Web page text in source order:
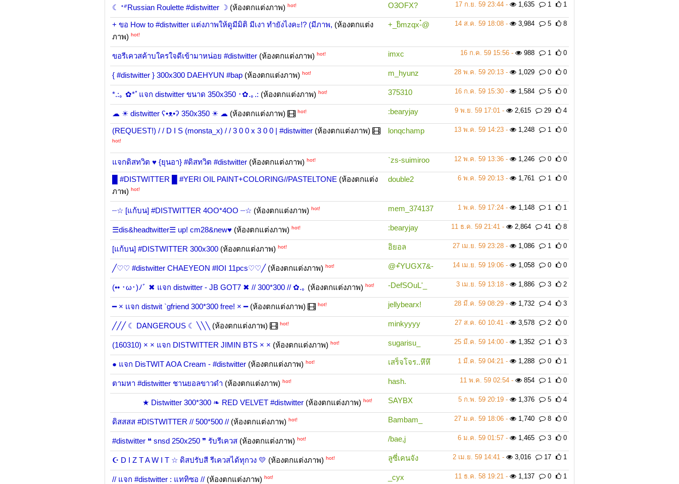
☾ ᐩᐥRussian Roulette #distwitter ☽ (ห้องตกแต่งภาพ) hot! O3OFX? 17 ก.ย. 59 23:44 - 1,635 1 1
+ ขอ How to #distwitter แต่งภาพให้ดูมีมิติ มีเงา ทำยังไงคะ!? (มีภาพ, (ห้องตกแต่ง
ภาพ) hot!
+_bิmzqx-๋@ 14 ส.ค. 59 18:08 - 3,984 5 8
ขอรีเควสค้าบใครใจดีเข้ามาหน่อย #distwitter (ห้องตกแต่งภาพ) hot! imxc 16 ก.ค. 59 15:56 - 988 1 0
{ #distwitter } 300x300 DAEHYUN #bap (ห้องตกแต่งภาพ) hot! m_hyunz 28 พ.ค. 59 20:13 - 1,029 0 0
*.:｡ ✿*ﾟแจก distwitter ขนาด 350x350 ･✿.｡.: (ห้องตกแต่งภาพ) hot! 375310 16 ก.ค. 59 15:30 - 1,584 5 0
☁ ☀ distwitter ʕ•ᴥ•ʔ 350x350 ☀ ☁ (ห้องตกแต่งภาพ) hot! :bearyjay 9 พ.ย. 59 17:01 - 2,615 29 4
(REQUEST!) / / D I S (monsta_x) / / 3 0 0 x 3 0 0 | #distwitter (ห้องตกแต่งภาพ)
hot!
lonqchamp 13 พ.ค. 59 14:23 - 1,248 1 0
แจกดิสทวิต ♥ {ยุนอา} #ดิสทวิต #distwitter (ห้องตกแต่งภาพ) hot! `zs-suimiroo 12 พ.ค. 59 13:36 - 1,246 0 0
█ #DISTWITTER █ #YERI OIL PAINT+COLORING//PASTELTONE (ห้องตกแต่ง
ภาพ) hot!
double2 6 พ.ค. 59 20:13 - 1,761 1 0
┈☆ [แก้บน] #DISTWITTER 4OO*4OO ┈☆ (ห้องตกแต่งภาพ) hot! mem_374137 1 พ.ค. 59 17:24 - 1,148 1 1
☰dis&headtwitter☰ up! cm28&new♥ (ห้องตกแต่งภาพ) hot! :bearyjay 11 ธ.ค. 59 21:41 - 2,864 41 8
[แก้บน] #DISTWITTER 300x300 (ห้องตกแต่งภาพ) hot! อิยอล 27 เม.ย. 59 23:28 - 1,086 1 0
╱♡♡ #distwitter CHAEYEON #IOI 11pcs♡♡╱ (ห้องตกแต่งภาพ) hot! @+ํYUGX7&- 14 เม.ย. 59 19:06 - 1,058 0 0
(•• ･ω･)ﾉﾞ ✖ แจก distwitter - JB GOT7 ✖ // 300*300 // ✿.｡ (ห้องตกแต่งภาพ) hot! -DefSOuL'_ 3 เม.ย. 59 13:18 - 1,886 3 2
━ × เเจก distwit `gfriend 300*300 free! × ━(ห้องตกแต่งภาพ) hot! jellybearx! 28 มี.ค. 59 08:29 - 1,732 4 3
╱╱╱ ☾ DANGEROUS ☾ ╲╲╲ (ห้องตกแต่งภาพ) hot! minkyyyy 27 ส.ค. 60 10:41 - 3,578 2 0
(160310) × × แจก DISTWITTER JIMIN BTS × × (ห้องตกแต่งภาพ) hot! sugarisu_ 25 มี.ค. 59 14:00 - 1,352 1 3
● แจก DisTWIT AOA Cream - #distwitter (ห้องตกแต่งภาพ) hot! เสร็จโจร..หึหึ 1 มี.ค. 59 04:21 - 1,288 0 1
ตามหา #distwitter ชานยอลขาวดำ (ห้องตกแต่งภาพ) hot! hash. 11 พ.ค. 59 02:54 - 854 1 0
★ Distwitter 300*300 ❧ RED VELVET #distwitter (ห้องตกแต่งภาพ) hot! SAYBX 5 ก.พ. 59 20:19 - 1,376 5 4
ดิสสสส #DISTWITTER // 500*500 // (ห้องตกแต่งภาพ) hot! Bambam_ 27 ม.ค. 59 18:06 - 1,740 8 0
#distwitter ❝ snsd 250x250 ❞ รับรีเควส (ห้องตกแต่งภาพ) hot! /bae,j 6 ม.ค. 59 01:57 - 1,465 3 0
☪ D I Z T A W I T ☆ ดิสปรับสี รีเควสได้ทุกวง 💛 (ห้องตกแต่งภาพ) hot! ลูซี่เคนจัง 2 เม.ย. 59 14:41 - 3,016 17 1
// แจก #distwitter : แททิซอ // (ห้องตกแต่งภาพ) hot! _cyx 11 ธ.ค. 58 19:21 - 1,137 0 1